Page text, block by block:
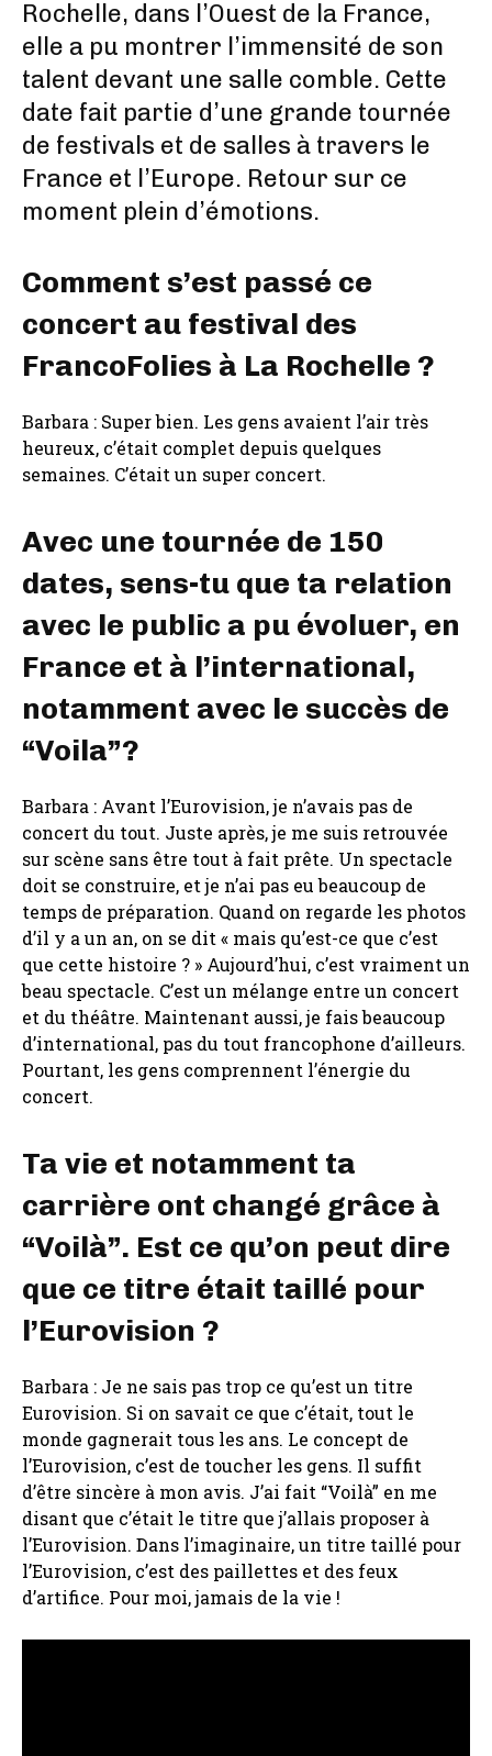
Rochelle, dans l’Ouest de la France,
elle a pu montrer l’immensité de son
talent devant une salle comble. Cette
date fait partie d’une grande tournée
de festivals et de salles à travers le
France et l’Europe. Retour sur ce
moment plein d’émotions.
Comment s’est passé ce
concert au festival des
FrancoFolies à La Rochelle ?
Barbara : Super bien. Les gens avaient l’air très
heureux, c’était complet depuis quelques
semaines. C’était un super concert.
Avec une tournée de 150
dates, sens-tu que ta relation
avec le public a pu évoluer, en
France et à l’international,
notamment avec le succès de
“Voila”?
Barbara : Avant l’Eurovision, je n’avais pas de
concert du tout. Juste après, je me suis retrouvée
sur scène sans être tout à fait prête. Un spectacle
doit se construire, et je n’ai pas eu beaucoup de
temps de préparation. Quand on regarde les photos
d’il y a un an, on se dit « mais qu’est-ce que c’est
que cette histoire ? » Aujourd’hui, c’est vraiment un
beau spectacle. C’est un mélange entre un concert
et du théâtre. Maintenant aussi, je fais beaucoup
d’international, pas du tout francophone d’ailleurs.
Pourtant, les gens comprennent l’énergie du
concert.
Ta vie et notamment ta
carrière ont changé grâce à
“Voilà”. Est ce qu’on peut dire
que ce titre était taillé pour
l’Eurovision ?
Barbara : Je ne sais pas trop ce qu’est un titre
Eurovision. Si on savait ce que c’était, tout le
monde gagnerait tous les ans. Le concept de
l’Eurovision, c’est de toucher les gens. Il suffit
d’être sincère à mon avis. J’ai fait “Voilà” en me
disant que c’était le titre que j’allais proposer à
l’Eurovision. Dans l’imaginaire, un titre taillé pour
l’Eurovision, c’est des paillettes et des feux
d’artifice. Pour moi, jamais de la vie !